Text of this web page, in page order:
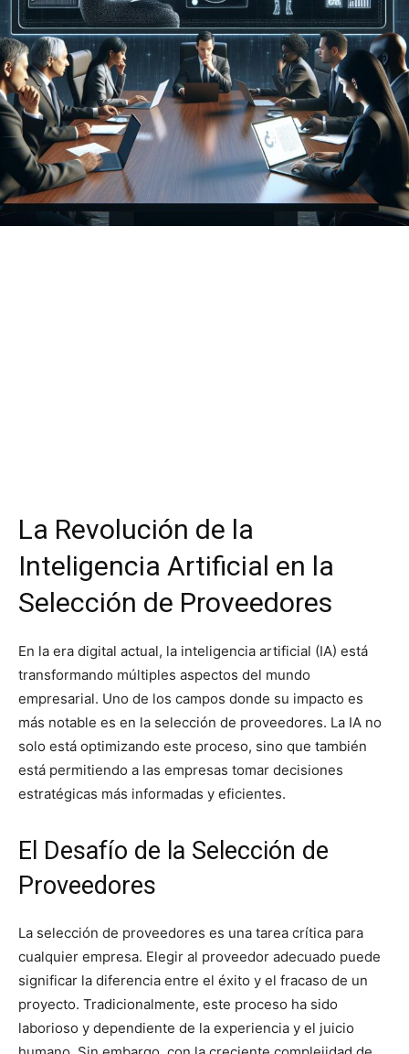
La Revolución de la
Inteligencia Artificial en la
Selección de Proveedores
En la era digital actual, la inteligencia artificial (IA) está
transformando múltiples aspectos del mundo
empresarial. Uno de los campos donde su impacto es
más notable es en la selección de proveedores. La IA no
solo está optimizando este proceso, sino que también
está permitiendo a las empresas tomar decisiones
estratégicas más informadas y eficientes.
El Desafío de la Selección de
Proveedores
La selección de proveedores es una tarea crítica para
cualquier empresa. Elegir al proveedor adecuado puede
significar la diferencia entre el éxito y el fracaso de un
proyecto. Tradicionalmente, este proceso ha sido
laborioso y dependiente de la experiencia y el juicio